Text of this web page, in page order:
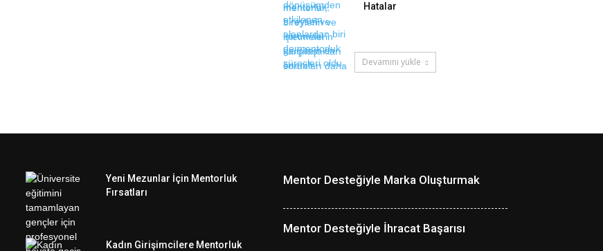
Hatalar
Devamını yükle
Yeni Mezunlar İçin Mentorluk
Fırsatları
Kadın Girişimcilere Mentorluk
Mentor Desteğiyle Marka Oluşturmak
Mentor Desteğiyle İhracat Başarısı